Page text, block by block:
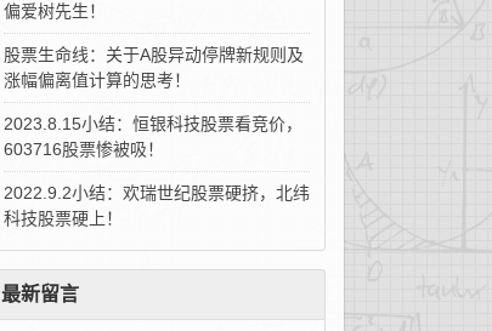
偏爱树先生！
股票生命线：关于A股异动停牌新规则及
涨幅偏离值计算的思考！
2023.8.15小结：恒银科技股票看竞价，
603716股票惨被吸！
2022.9.2小结：欢瑞世纪股票硬挤，北纬
科技股票硬上！
最新留言